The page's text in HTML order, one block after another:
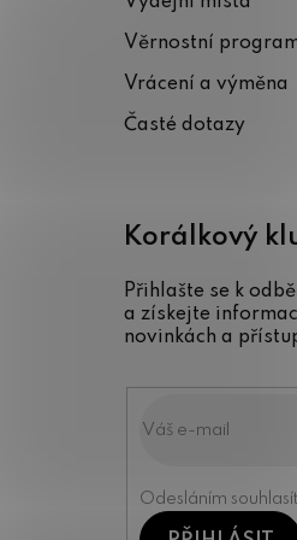
Věrnostní
Vrácení a výměna
Časté dotazy
Korálkový
Přihlašte se k
a získejte
novinkách a
Odesláním